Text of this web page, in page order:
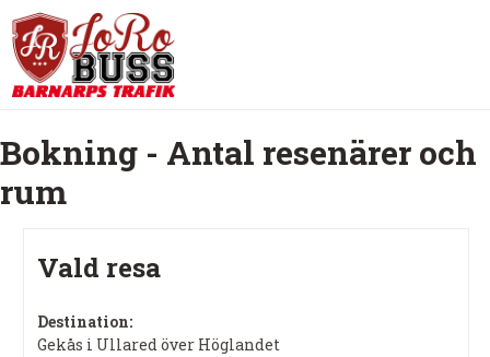
Bokning - Antal resenärer och
rum
Vald resa
Destination:
Gekås i Ullared över Höglandet